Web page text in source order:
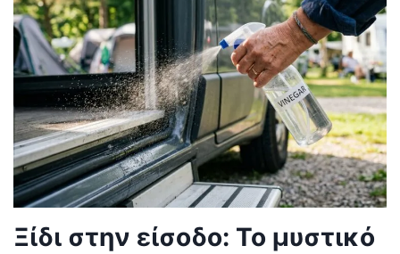
Ξίδι στην είσοδο: Το μυστικό